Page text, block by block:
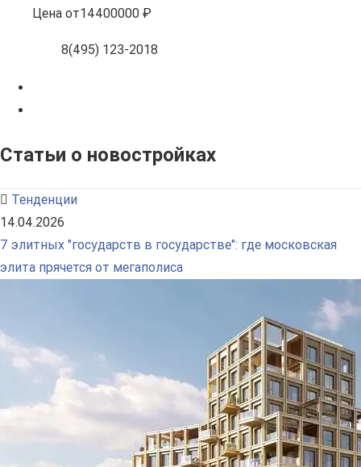
Цена от14400000 ₽
8(495) 123-2018
Статьи о новостройках
Тенденции
14.04.2026
7 элитных "государств в государстве": где московская
элита прячется от мегаполиса